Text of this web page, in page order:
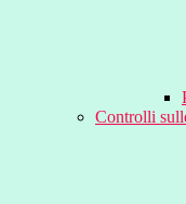
Controlli